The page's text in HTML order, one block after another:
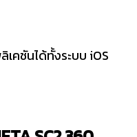
คชันได้ทั้งระบบ iOS